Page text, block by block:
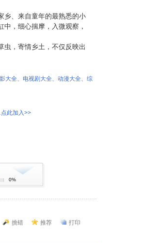
、来自童年的最熟悉的小
，细心揣摩，入微观察，
，寄情乡土，不仅反映出
大全、电视剧大全、动漫大全、综
此加入>>
0%
挑错 推荐 打印